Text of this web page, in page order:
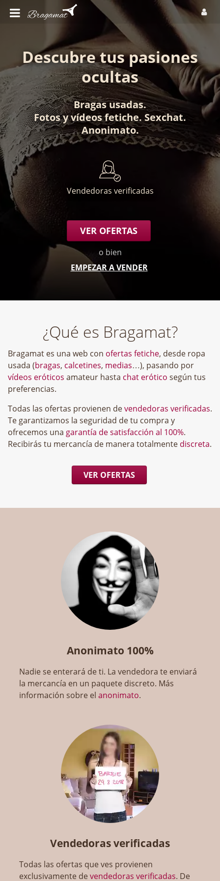
Descubre tus pasiones
ocultas
Bragas usadas.
Fotosyvídeos fetiche. Sexchat.
Anonimato.
Vendedoras verificadas
VER OFERTAS
o bien
EMPEZAR A VENDER
¿Qué es Bragamat?
Bragamat es una web con ofertas fetiche, desde ropa
usada (bragas, calcetines, medias…), pasando por
vídeos eróticos amateur hasta chat erótico según tus
preferencias.
Todas las ofertas provienen devendedoras verificadas.
Te garantizamos la seguridad de tu compra y
ofrecemos una garantía de satisfacción al 100%.
Recibirás tu mercancía de manera totalmente discreta.
VER OFERTAS
Anonimato 100%
Nadie se enterará de ti. La vendedora te enviará
la mercancía en un paquete discreto. Más
información sobre elanonimato.
Vendedoras verificadas
Todas las ofertas que ves provienen
exclusivamente devendedoras verificadas. De